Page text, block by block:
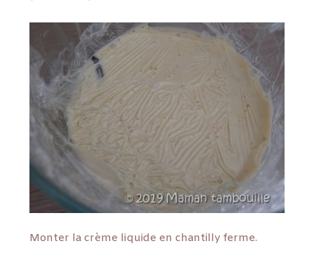
Monter la crème liquide en chantilly ferme.